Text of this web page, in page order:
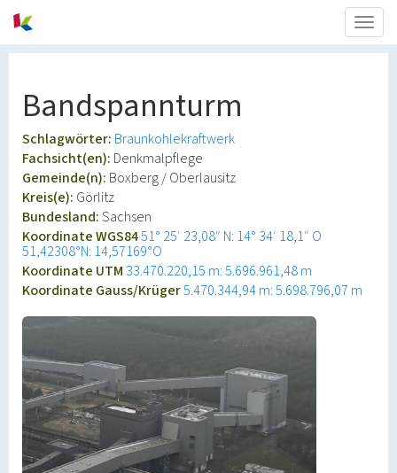
Bandspannturm
Schlagwörter: Braunkohlekraftwerk
Fachsicht(en): Denkmalpflege
Gemeinde(n): Boxberg / Oberlausitz
Kreis(e): Görlitz
Bundesland:Sachsen
Koordinate WGS8451° 25′ 23,08″ N: 14° 34′ 18,1″ O
51,42308°N: 14,57169°O
Koordinate UTM 33.470.220,15 m: 5.696.961,48 m
Koordinate Gauss/Krüger5.470.344,94 m: 5.698.796,07 m